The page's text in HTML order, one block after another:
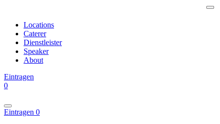
Locations
Caterer
Dienstleister
Speaker
About
Eintragen
0
Eintragen 0